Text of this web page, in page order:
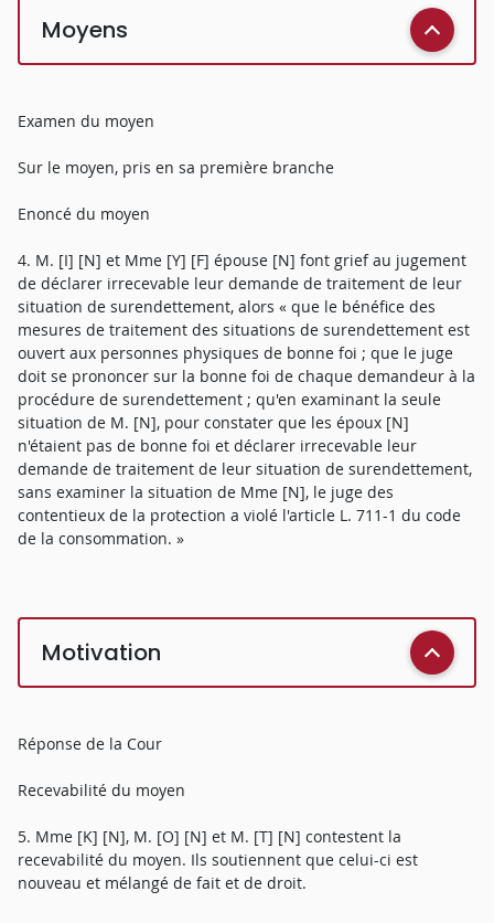
Moyens
Examen du moyen
Sur le moyen, pris en sa première branche
Enoncé du moyen
4. M. [I] [N] et Mme [Y] [F] épouse [N] font grief au jugement
de déclarer irrecevable leur demande de traitement de leur
situation de surendettement, alors « que le bénéfice des
mesures de traitement des situations de surendettement est
ouvert aux personnes physiques de bonne foi ; que le juge
doit se prononcer sur la bonne foi de chaque demandeur à la
procédure de surendettement ; qu'en examinant la seule
situation de M. [N], pour constater que les époux [N]
n'étaient pas de bonne foi et déclarer irrecevable leur
demande de traitement de leur situation de surendettement,
sans examiner la situation de Mme [N], le juge des
contentieux de la protection a violé l'article L. 711-1 du code
de la consommation. »
Motivation
Réponse de la Cour
Recevabilité du moyen
5. Mme [K] [N], M. [O] [N] et M. [T] [N] contestent la
recevabilité du moyen. Ils soutiennent que celui-ci est
nouveau et mélangé de fait et de droit.